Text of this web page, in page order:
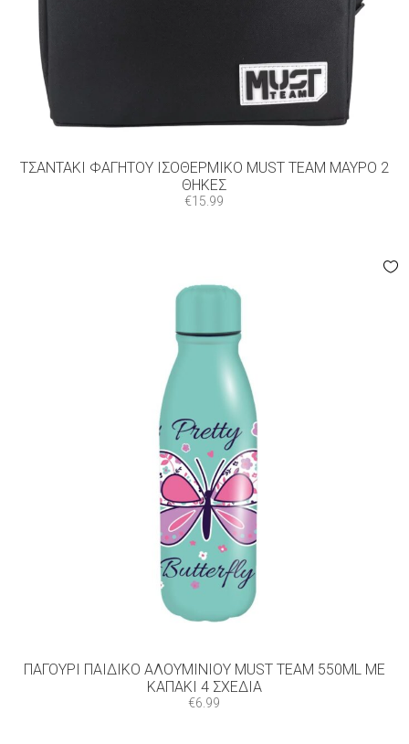
ΤΣΑΝΤΆΚΙ ΦΑΓΗΤΟΎ ΙΣΟΘΕΡΜΙΚΌ MUST TEAM ΜΑΎΡΟ 2
ΘΉΚΕΣ
€15.99
ΠΑΓΟΎΡΙ ΠΑΙΔΙΚΌ ΑΛΟΥΜΙΝΊΟΥ MUST TEAM 550ML ΜΕ
ΚΑΠΆΚΙ 4 ΣXΈΔΙΑ
€6.99